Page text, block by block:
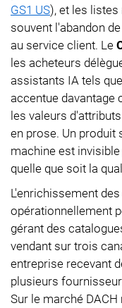
GS1 US), et les listes
souvent l'abandon
au service client. Le
les acheteurs
assistants IA tels
accentue davantage
les valeurs
en prose. Un
machine est
quelle que soit la
L'enrichissement
opérationnellement
gérant des
vendant sur trois
entreprise recevant
plusieurs
Sur le marché